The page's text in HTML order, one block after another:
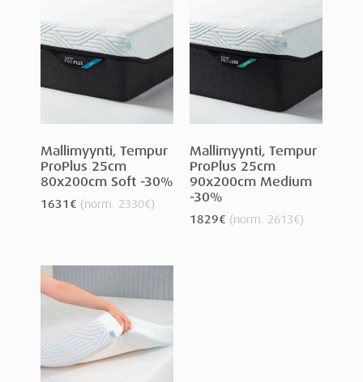
Mallimyynti, Tempur
ProPlus 25cm
80x200cm Soft -30%
1631€ (norm. 2330€)
Mallimyynti, Tempur
ProPlus 25cm
90x200cm Medium
-30%
1829€ (norm. 2613€)